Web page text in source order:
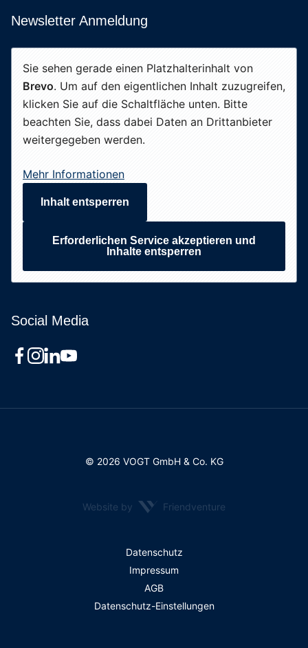
Newsletter Anmeldung
Sie sehen gerade einen Platzhalterinhalt von
Brevo. Um auf den eigentlichen Inhalt zuzugreifen,
klicken Sie auf die Schaltfläche unten. Bitte
beachten Sie, dass dabei Daten an Drittanbieter
weitergegeben werden.
Mehr Informationen
Inhalt entsperren
Erforderlichen Service akzeptieren und
Inhalte entsperren
Social Media
© 2026 VOGT GmbH & Co. KG
Website by Friendventure
Datenschutz
Impressum
AGB
Datenschutz-Einstellungen